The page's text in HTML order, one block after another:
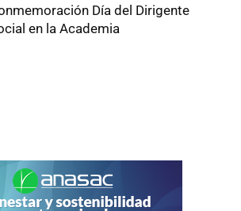
Día del Dirigente
en la Academia